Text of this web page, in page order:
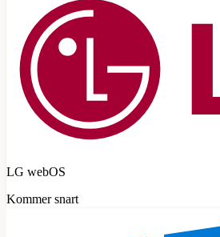
LG webOS
Kommer snart